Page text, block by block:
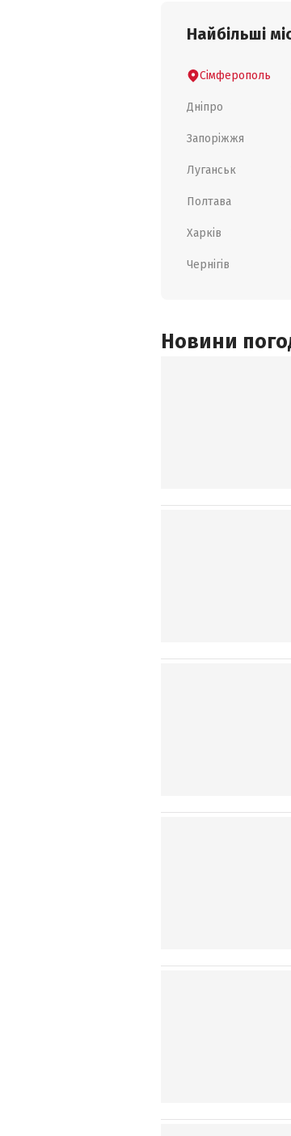
Найбільші
Сімферополь
Дніпро
Запоріжжя
Луганськ
Полтава
Харків
Чернігів
Новини